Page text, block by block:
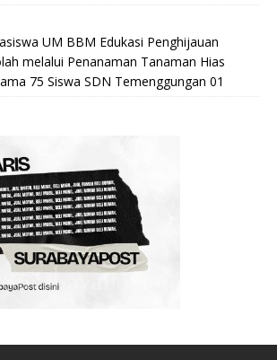
UM BBM Edukasi Penghijauan
melalui Penanaman Tanaman Hias
75 Siswa SDN Temenggungan 01